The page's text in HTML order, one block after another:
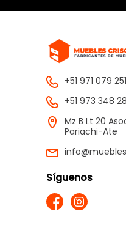
+51 971 079 251
+51 973 348
Mz B Lt 20
Pariachi-Ate